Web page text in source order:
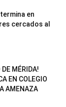
en
cercados al
DE MÉRIDA!
EN COLEGIO
AMENAZA